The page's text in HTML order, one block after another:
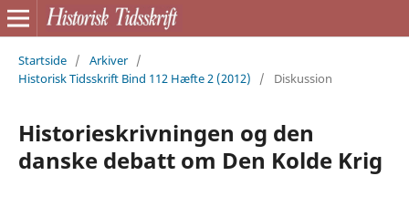
Startside / Arkiver /
Historisk Tidsskrift Bind 112 Hæfte 2 (2012)
/ Diskussion
Historieskrivningen og den
danske debatt om Den Kolde Krig